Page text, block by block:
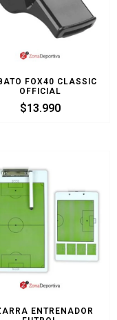
FOX40 CLASSIC
OFFICIAL
$13.990
ENTRENADOR